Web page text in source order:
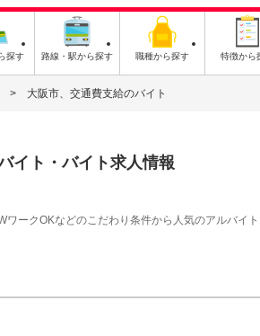
探す 路線・駅から探す 職種から探す 特徴から
大阪市、交通費支給のバイト
イト・バイト求人情報
ークOKなどのこだわり条件から人気のアルバイト